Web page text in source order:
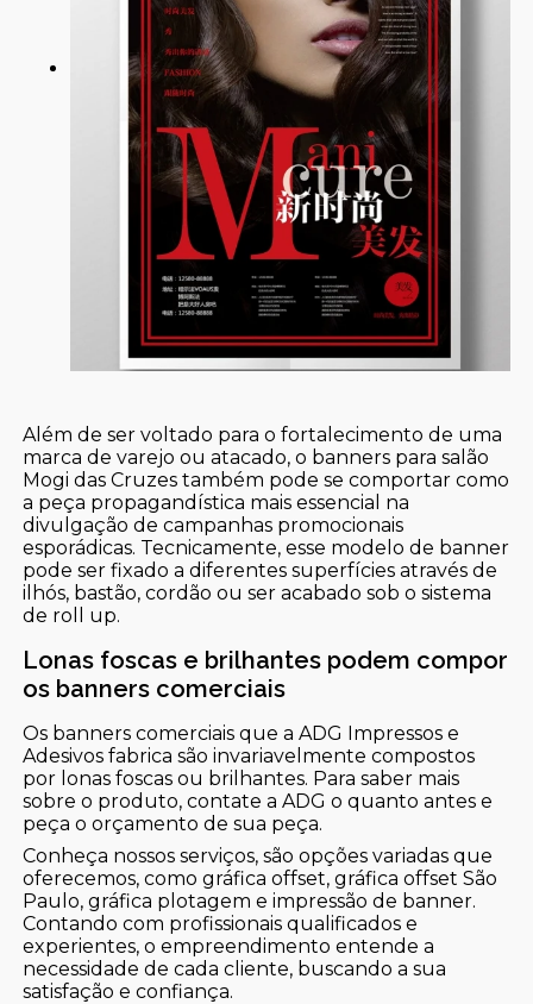
Além de ser voltado para o fortalecimento de uma
marca de varejo ou atacado, o banners para salão
Mogi das Cruzes também pode se comportar como
a peça propagandística mais essencial na
divulgação de campanhas promocionais
esporádicas. Tecnicamente, esse modelo de banner
pode ser fixado a diferentes superfícies através de
ilhós, bastão, cordão ou ser acabado sob o sistema
de roll up.
Lonas foscas e brilhantes podem compor
os banners comerciais
Os banners comerciais que a ADG Impressos e
Adesivos fabrica são invariavelmente compostos
por lonas foscas ou brilhantes. Para saber mais
sobre o produto, contate a ADG o quanto antes e
peça o orçamento de sua peça.
Conheça nossos serviços, são opções variadas que
oferecemos, como gráfica offset, gráfica offset São
Paulo, gráfica plotagem e impressão de banner.
Contando com profissionais qualificados e
experientes, o empreendimento entende a
necessidade de cada cliente, buscando a sua
satisfação e confiança.